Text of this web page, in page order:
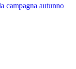
campagna autunno